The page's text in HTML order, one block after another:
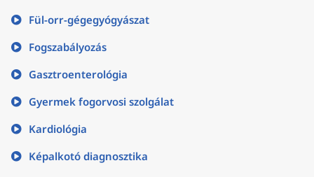
Fül-orr-gégegyógyászat
Fogszabályozás
Gasztroenterológia
Gyermek fogorvosi szolgálat
Kardiológia
Képalkotó diagnosztika